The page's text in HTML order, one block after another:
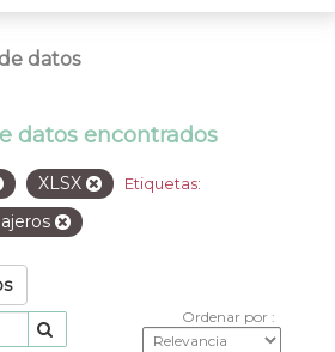
datos
datos encontrados
XLSX Etiquetas:
Ordenar por